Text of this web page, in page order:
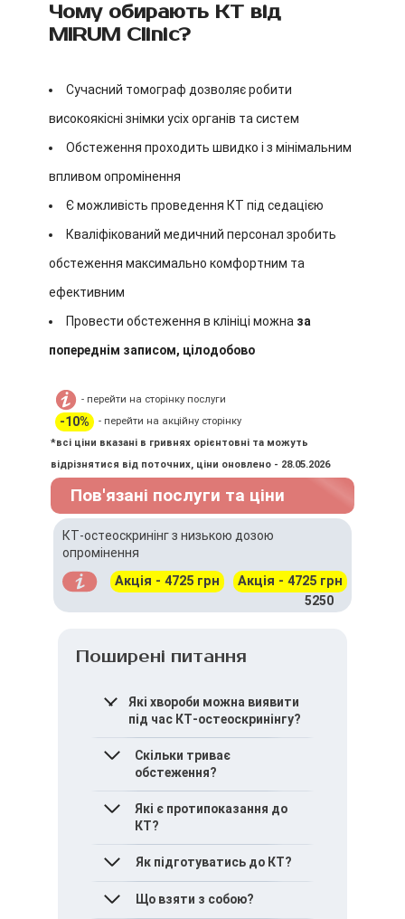
Чому обирають КТ від
MIRUM Clinic?
Сучасний томограф дозволяє робити
високоякісні знімки усіх органів та систем
Обстеження проходить швидко і з мінімальним
впливом опромінення
Є можливість проведення КТ під седацією
Кваліфікований медичний персонал зробить
обстеження максимально комфортним та
ефективним
Провести обстеження в клініці можна за
попереднім записом, цілодобово
- перейти на сторінку послуги
-10%
- перейти на акційну сторінку
*всі ціни вказані в гривнях орієнтовні та можуть
відрізнятися від поточних, ціни оновлено - 28.05.2026
Пов'язані послуги та ціни
КТ-остеоскринінг з низькою дозою
опромінення
Акція - 4725 грн Акція - 4725 грн
5250
Поширені питання
Які хвороби можна виявити
під час КТ-остеоскринінгу?
Остеопороз, переломи
різної складності,
деформації кісток,
пухлини у кістковій
тканині.
Скільки триває
обстеження?
КТ проводиться в
середньому за 10–15
хвилин.
Які є протипоказання до
КТ?
Вагітність
Алергія на контрастну
речовину
Як підготуватись до КТ?
Проконсультуйтеся з
Що взяти з собою?